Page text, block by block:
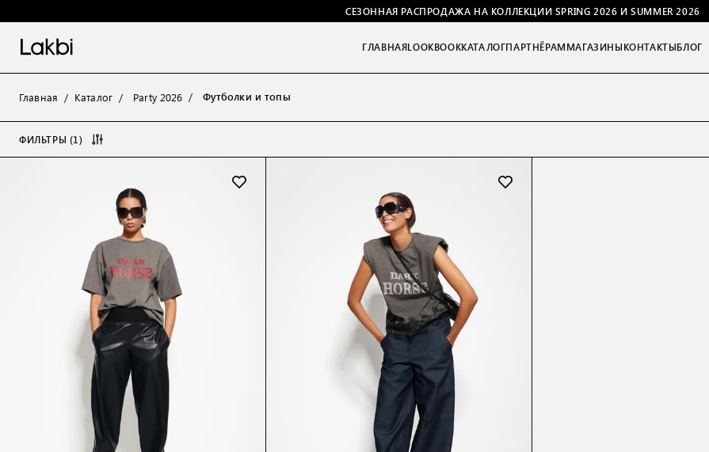
СЕЗОННАЯ РАСПРОДАЖА НА КОЛЛЕКЦИИ SPRING 2026 И SUMMER 2026
ГЛАВНАЯLOOKBOOKКАТАЛОГПАРТНЁРАММАГАЗИНЫКОНТАКТЫБЛОГ
Главная Каталог Party 2026 Футболки и топы
ФИЛЬТРЫ (1)